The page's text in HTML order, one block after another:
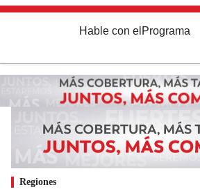
Hable con el Programa
Regiones